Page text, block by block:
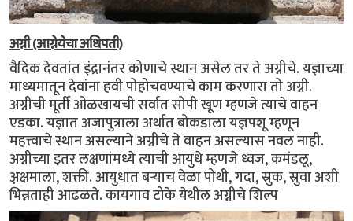
अग्नी (आग्नेयेचा अधिपती)
वैदिक देवतांत इंद्रानंतर कोणाचे स्थान असेल तर ते अग्नीचे. यज्ञाच्या
माध्यमातून देवांना हवी पोहोचवण्याचे काम करणारा तो अग्नी.
अग्नीची मूर्ती ओळखायची सर्वात सोपी खूण म्हणजे त्याचे वाहन
एडका. यज्ञात अजापुत्राला अर्थात बोकडाला यज्ञपशू म्हणून
महत्त्वाचे स्थान असल्याने अग्नीचे ते वाहन असल्यास नवल नाही.
अग्नीच्या इतर लक्षणांमध्ये त्याची आयुधे म्हणजे ध्वज, कमंडलू,
अ़क्षमाला, शक्ती. आयुधात बर्‍याच वेळा पोथी, गदा, स्रुक, स्रुवा अशी
भिन्नताही आढळते. कायगाव टोके येथील अग्नीचे शिल्प